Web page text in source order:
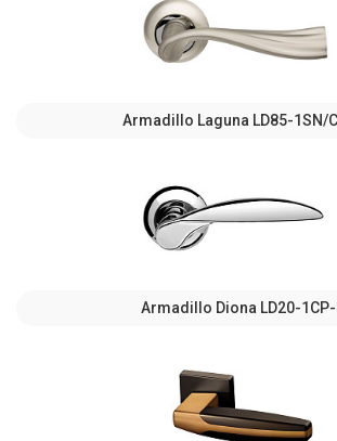
Armadillo Laguna LD85-1SN/
Armadillo Diona LD20-